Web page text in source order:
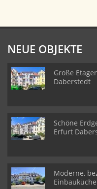
NEUE OBJEKTE
Große
Daberstedt
Schöne
Erfurt
Moderne,